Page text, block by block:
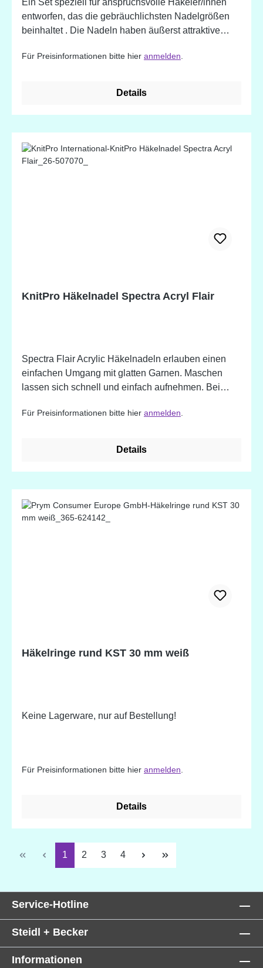
entworfen, das die gebräuchlichsten Nadelgrößen
beinhaltet . Die Nadeln haben äußerst attraktive
strapazierfähigen Holz. Die polierte Holzoberfläche
Garne. Bei allen Häkelnadeln verhindern spezielle
Inhalt des Sets 3.50, 4.50, 5.00, 6.00, 8.00 mm Die
Für Preisinformationen bitte hier anmelden
Details
KnitPro Häkelnadel Spectra Acryl Flair
Spectra Flair Acrylic Häkelnadeln erlauben einen
einfachen Umgang mit glatten Garnen. Maschen
lassen sich schnell und einfach aufnehmen. Bei
Abrutschen der Maschen von der Nadel. Die
außergewöhnlich stabil und haltbar.
SOLANGE DER VORRAT REICHT!
Für Preisinformationen bitte hier anmelden
Details
Häkelringe rund KST 30 mm weiß
Keine Lagerware, nur auf Bestellung!
Für Preisinformationen bitte hier anmelden
Details
Seite
1 Seite
2 Seite
3 Seite
4
Service-Hotline
Steidl + Becker
Informationen